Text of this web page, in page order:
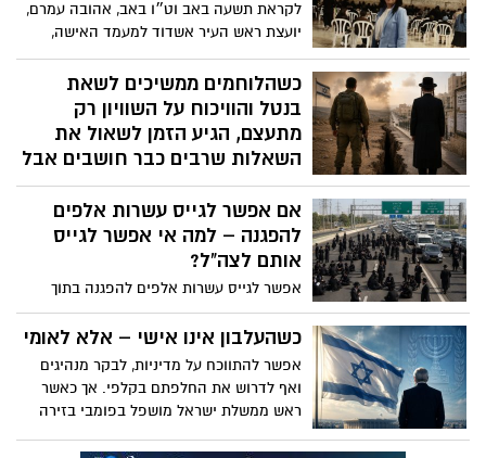
איתו.
לקראת תשעה באב וט״ו באב, אהובה עמרם,
יועצת ראש העיר אשדוד למעמד האישה,
בטור מיוחד על הלקחים מהחורבן, הסכנות
שבפילוג בחברה הישראלית והבחירה
באחדות, בערבות הדדית ובתקווה לעתיד
כשהלוחמים ממשיכים לשאת
בנטל והוויכוח על השוויון רק
מתעצם, הגיע הזמן לשאול את
השאלות שרבים כבר חושבים אבל
חוששים לומר בקול
בשנים האחרונות, וביתר שאת מאז 7
באוקטובר, אני מרגישה שיותר ויותר ישראלים
מסתובבים עם שאלות קשות שהם כבר
חוששים לומר בקול. אחרי אותו יום נורא, שבו
שהאסון יחזיר אותנו לערבות הדדית ולתחושת
גורל משותף. אבל ככל שחולף הזמן, הוויכוחים
סביב השוויון בנטל, הפטור מגיוס, תקציבי
הישיבות, נטל המס, קמפיינים ייעודיים
למגזרים מסוימים והמחאות נגד גיוס בני
אם אפשר לגייס עשרות אלפים
להפגנה – למה אי אפשר לגייס
אותם לצה"ל?
אפשר לגייס עשרות אלפים להפגנה בתוך
שעות, להישמע להוראות, להתארגן ולפעול
במשמעת מלאה. אבל כשמדובר בהגנה על
המדינה, פתאום מספרים לנו שהם לא
מתאימים למסגרת. איזה מסר זה מעביר
לציבור? לילדים שלנו? שכולם שווים, אבל יש
אבל רק לחלק מהעם? החלוקה ל"אנחנו
כשהעלבון אינו אישי – אלא לאומי
אפשר להתווכח על מדיניות, לבקר מנהיגים
ואף לדרוש את החלפתם בקלפי. אך כאשר
ראש ממשלת ישראל מושפל בפומבי בזירה